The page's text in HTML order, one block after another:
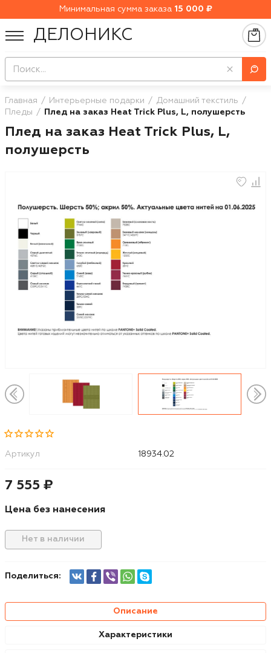
Минимальная сумма заказа 15 000 ₽
ДЕЛОНИКС
Главная Интерьерные подарки
Домашний текстиль
Пледы
Плед на заказ Heat Trick Plus, L, полушерсть
Плед на заказ Heat Trick Plus, L,
полушерсть
Артикул 18934.02
7 555 ₽
Цена без нанесения
Нет в наличии
Поделиться:
Описание
Характеристики